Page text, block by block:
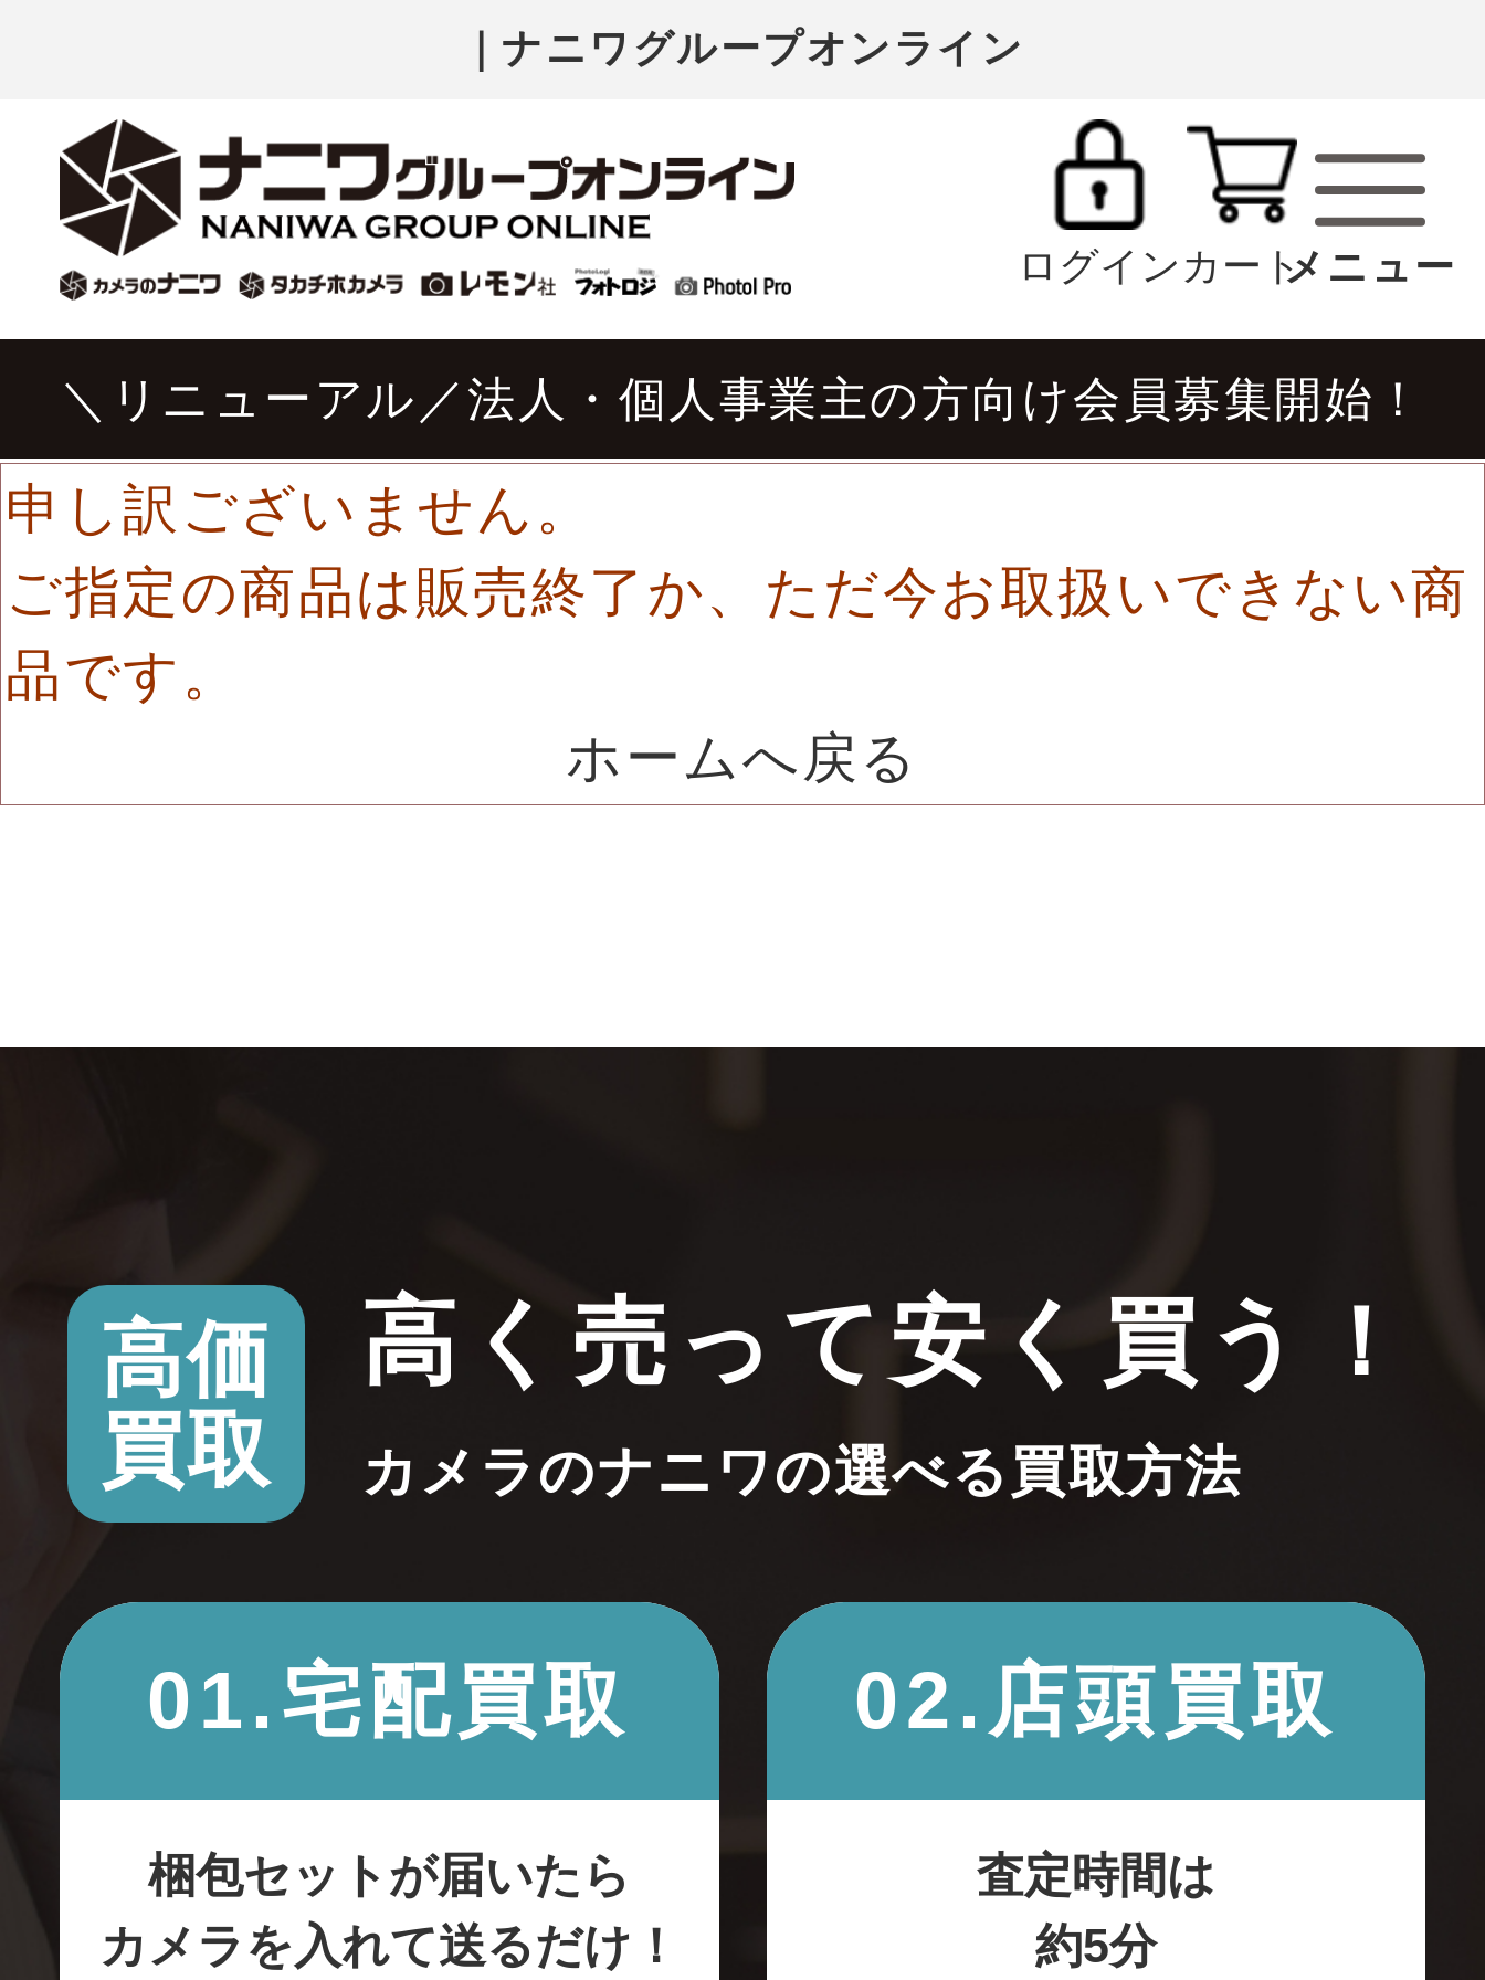
｜ナニワグループオンライン
ログイン カート
＼リニューアル／法人・個人事業主の方向け会員募集開始！
申し訳ございません。
ご指定の商品は販売終了か、ただ今お取扱いできない商
品です。
ホームへ戻る
高価
買取
高く売って安く買う！
カメラのナニワの選べる買取方法
01.宅配買取
梱包セットが届いたら
カメラを入れて送るだけ！
02.店頭買取
査定時間は
約5分